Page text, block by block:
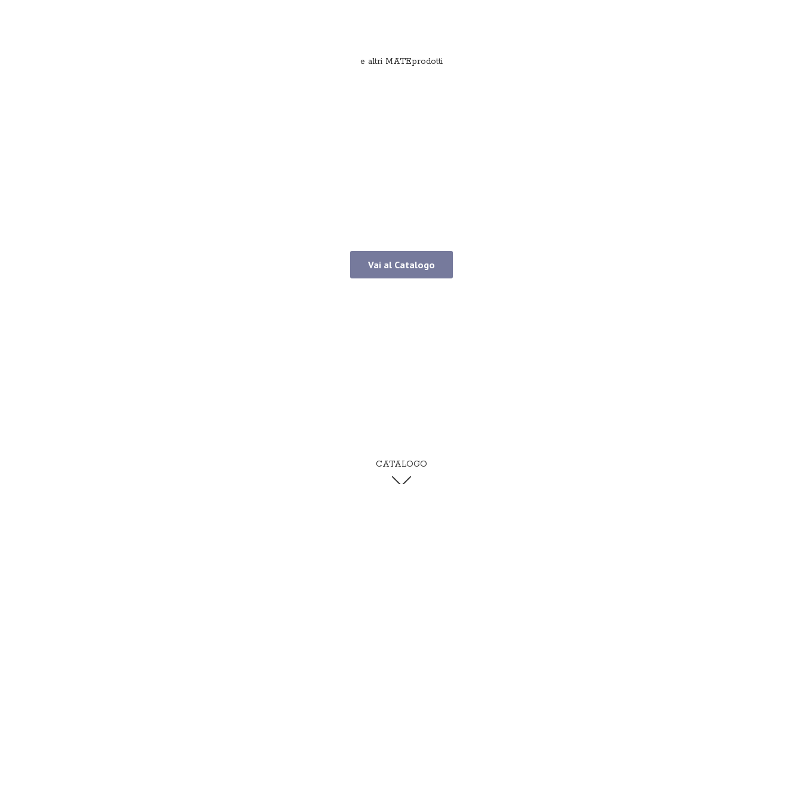
e altri MATEprodotti
Vai al Catalogo
CATALOGO